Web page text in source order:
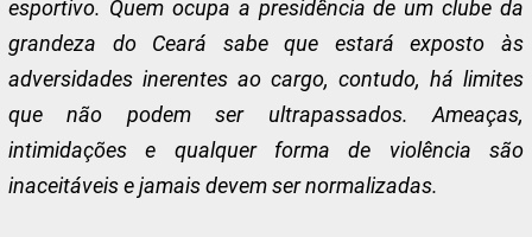
esportivo. Quem ocupa a presidência de um clube da
grandeza do Ceará sabe que estará exposto às
adversidades inerentes ao cargo, contudo, há limites
que não podem ser ultrapassados. Ameaças,
intimidações e qualquer forma de violência são
inaceitáveis e jamais devem ser normalizadas.